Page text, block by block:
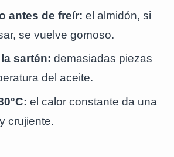
antes de freír: el almidón, si
se vuelve gomoso.
sartén: demasiadas piezas
del aceite.
el calor constante da una
crujiente.